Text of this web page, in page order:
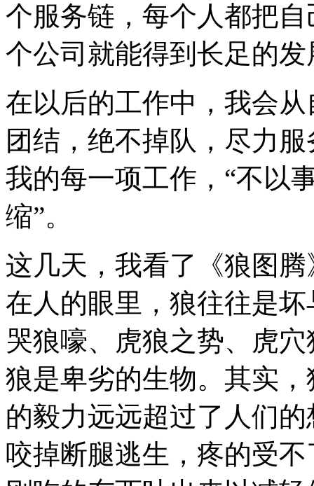
个服务链，每个人都把
个公司就能得到长足的发
在以后的工作中，我会
团结，绝不掉队，尽力
我的每一项工作，“不以
缩”。
这几天，我看了《狼图
在人的眼里，狼往往是
哭狼嚎、虎狼之势、虎
狼是卑劣的生物。其实
的毅力远远超过了人们
咬掉断腿逃生，疼的受